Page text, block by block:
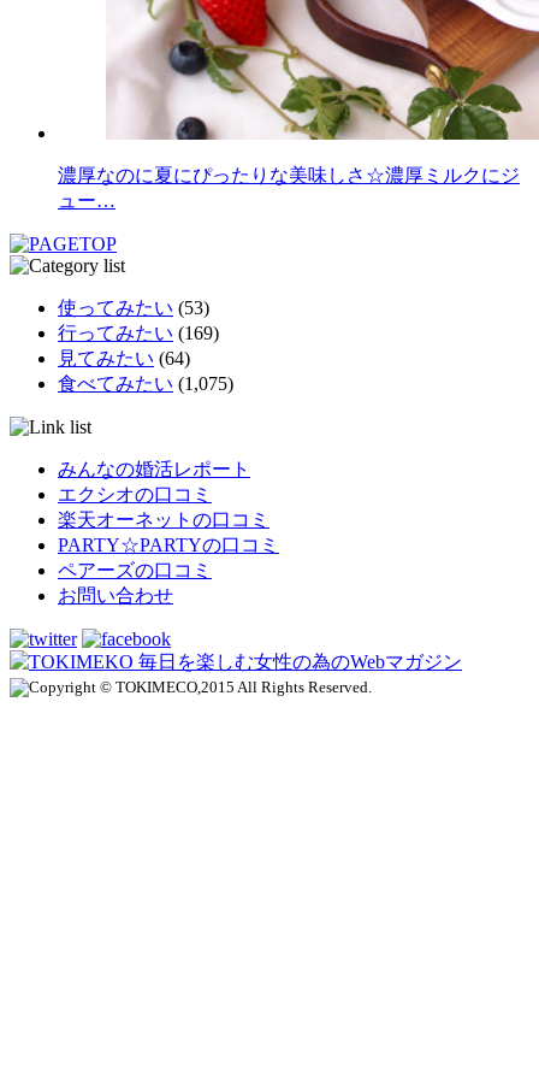
濃厚なのに夏にぴったりな美味しさ☆濃厚ミルクにジ
ュー…
使ってみたい (53)
行ってみたい (169)
見てみたい (64)
食べてみたい (1,075)
みんなの婚活レポート
エクシオの口コミ
楽天オーネットの口コミ
PARTY☆PARTYの口コミ
ペアーズの口コミ
お問い合わせ